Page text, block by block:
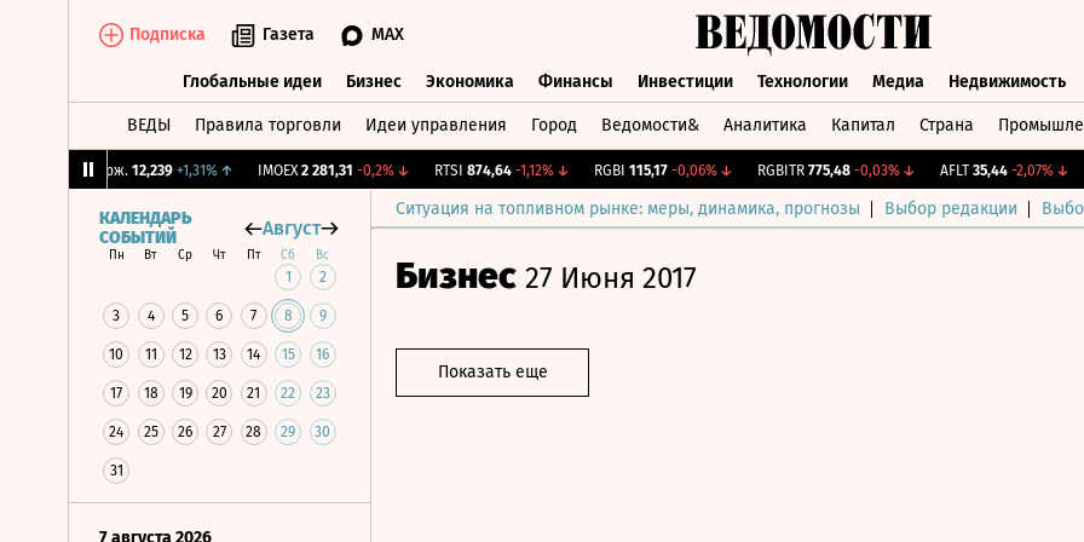
Подписка Газета MAX
Глобальные идеи Бизнес Экономика Финансы Инвестиции Технологии Медиа Недвижимость
ВЕДЫ Правила торговли Идеи управления Город Ведомости& Аналитика Капитал Страна
12,239 +1,31%↑ IMOEX 2 281,31 -0,2%↓ RTSI 874,64 -1,12%↓ RGBI 115,17 -0,06%↓ RGBITR 775,48 -0,03%↓ AFLT 35,44 -2,07%↓
Ситуация на топливном рынке: меры, динамика, прогнозы Выбор редакции
КАЛЕНДАРЬ
СОБЫТИЙ
Август
Пн Вт Ср Чт Пт Сб Вс
1 2
3 4 5 6 7 8 9
10 11 12 13 14 15 16
17 18 19 20 21 22 23
24 25 26 27 28 29 30
31
7 августа 2026
Бизнес 27 Июня 2017
Показать еще